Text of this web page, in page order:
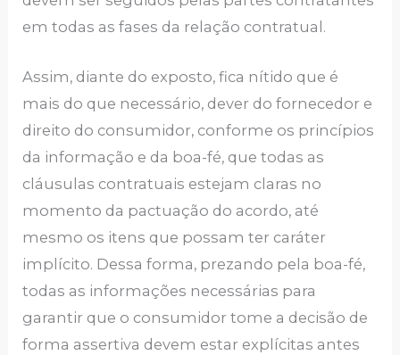
em todas as fases da relação contratual.
Assim, diante do exposto, fica nítido que é
mais do que necessário, dever do fornecedor e
direito do consumidor, conforme os princípios
da informação e da boa-fé, que todas as
cláusulas contratuais estejam claras no
momento da pactuação do acordo, até
mesmo os itens que possam ter caráter
implícito. Dessa forma, prezando pela boa-fé,
todas as informações necessárias para
garantir que o consumidor tome a decisão de
forma assertiva devem estar explícitas antes